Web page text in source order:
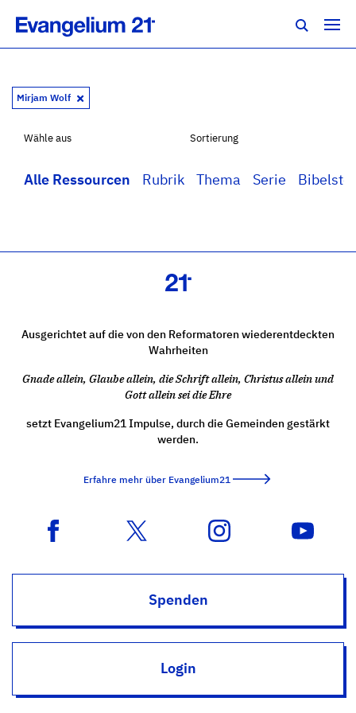
Mirjam Wolf
Wähle aus
Alle Ressourcen Rubrik Thema Serie
Sortierung
Ausgerichtet auf die von den Reformatoren wiederentdeckten
Wahrheiten
Gnade allein, Glaube allein, die Schrift allein, Christus allein und
Gott allein sei die Ehre
setzt Evangelium21 Impulse, durch die Gemeinden gestärkt
werden.
Erfahre mehr über Evangelium21
Spenden
Login